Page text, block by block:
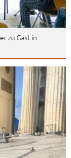
zu Gast in